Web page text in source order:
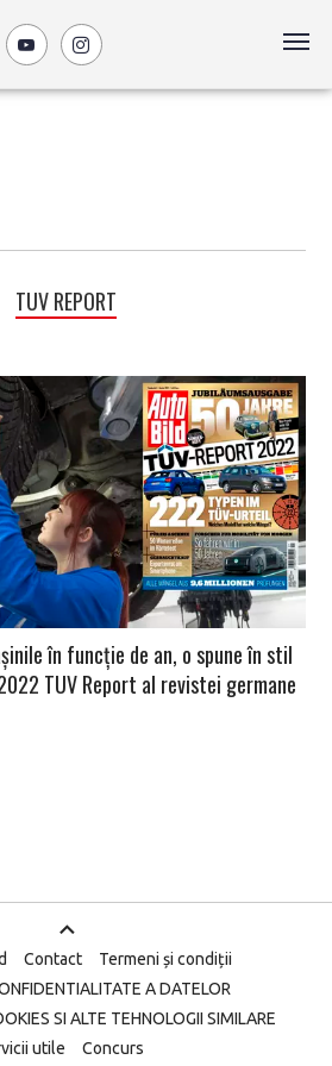
TUV REPORT
în funcție de an, o spune în stil
TUV Report al revistei germane
Contact
Termeni și condiții
A DATELOR
SI ALTE TEHNOLOGII SIMILARE
utile
Concurs